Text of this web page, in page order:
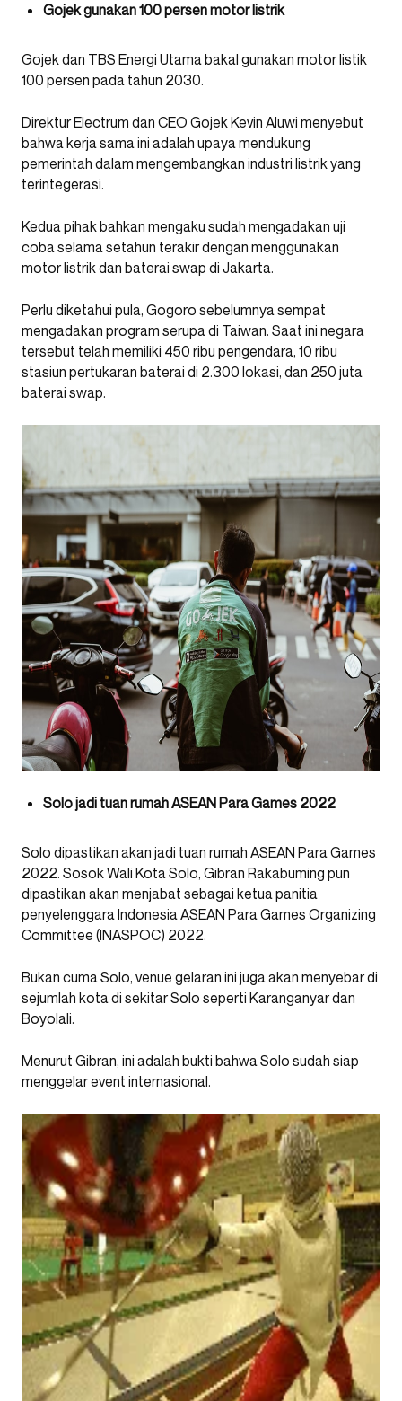
Gojek gunakan 100 persen motor listrik
Gojek dan TBS Energi Utama bakal gunakan motor listik
100 persen pada tahun 2030.
Direktur Electrum dan CEO Gojek Kevin Aluwi menyebut
bahwa kerja sama ini adalah upaya mendukung
pemerintah dalam mengembangkan industri listrik yang
terintegerasi.
Kedua pihak bahkan mengaku sudah mengadakan uji
coba selama setahun terakir dengan menggunakan
motor listrik dan baterai swap di Jakarta.
Perlu diketahui pula, Gogoro sebelumnya sempat
mengadakan program serupa di Taiwan. Saat ini negara
tersebut telah memiliki 450 ribu pengendara, 10 ribu
stasiun pertukaran baterai di 2.300 lokasi, dan 250 juta
baterai swap.
Solo jadi tuan rumah ASEAN Para Games 2022
Solo dipastikan akan jadi tuan rumah ASEAN Para Games
2022. Sosok Wali Kota Solo, Gibran Rakabuming pun
dipastikan akan menjabat sebagai ketua panitia
penyelenggara Indonesia ASEAN Para Games Organizing
Committee (INASPOC) 2022.
Bukan cuma Solo, venue gelaran ini juga akan menyebar di
sejumlah kota di sekitar Solo seperti Karanganyar dan
Boyolali.
Menurut Gibran, ini adalah bukti bahwa Solo sudah siap
menggelar event internasional.